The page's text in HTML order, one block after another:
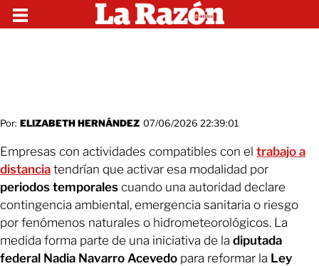
Por: ELIZABETH HERNÁNDEZ 07/06/2026 22:39:01
Empresas con actividades compatibles con el trabajo a
distancia tendrían que activar esa modalidad por
periodos temporales cuando una autoridad declare
contingencia ambiental, emergencia sanitaria o riesgo
por fenómenos naturales o hidrometeorológicos. La
medida forma parte de una iniciativa de la diputada
federal Nadia Navarro Acevedo para reformar la Ley